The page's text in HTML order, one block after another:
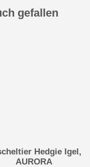
gefallen
Hedgie Igel,
AURORA